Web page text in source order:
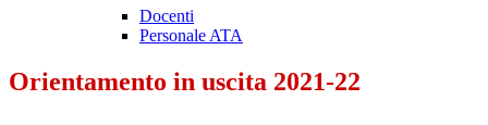
Docenti
Personale ATA
Orientamento in uscita 2021-22